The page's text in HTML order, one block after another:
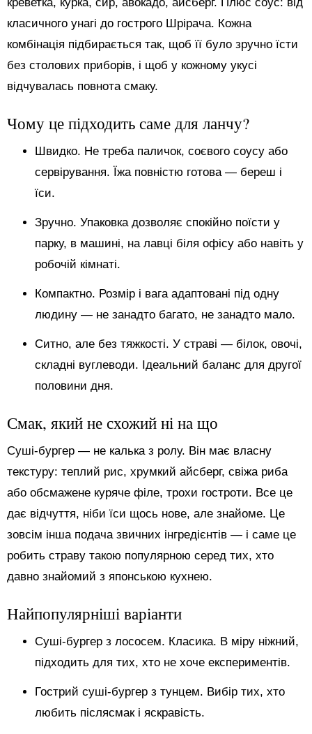
класичного унагі до гострого Шрірача. Кожна
комбінація підбирається так, щоб її було зручно їсти
без столових приборів, і щоб у кожному укусі
відчувалась повнота смаку.
Чому це підходить саме для ланчу?
Швидко. Не треба паличок, соєвого соусу або
сервірування. Їжа повністю готова — береш і
їси.
Зручно. Упаковка дозволяє спокійно поїсти у
парку, в машині, на лавці біля офісу або навіть у
робочій кімнаті.
Компактно. Розмір і вага адаптовані під одну
людину — не занадто багато, не занадто мало.
Ситно, але без тяжкості. У страві — білок, овочі,
складні вуглеводи. Ідеальний баланс для другої
половини дня.
Смак, який не схожий ні на що
Суші-бургер — не калька з ролу. Він має власну
текстуру: теплий рис, хрумкий айсберг, свіжа риба
або обсмажене куряче філе, трохи гостроти. Все це
дає відчуття, ніби їси щось нове, але знайоме. Це
зовсім інша подача звичних інгредієнтів — і саме це
робить страву такою популярною серед тих, хто
давно знайомий з японською кухнею.
Найпопулярніші варіанти
Суші-бургер з лососем. Класика. В міру ніжний,
підходить для тих, хто не хоче експериментів.
Гострий суші-бургер з тунцем. Вибір тих, хто
любить післясмак і яскравість.